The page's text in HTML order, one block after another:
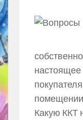
Какую ККТ